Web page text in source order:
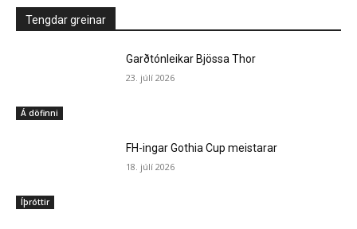
Tengdar greinar
Á döfinni
Garðtónleikar Bjössa Thor
23. júlí 2026
Íþróttir
FH-ingar Gothia Cup meistarar
18. júlí 2026